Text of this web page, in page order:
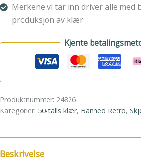
Merkene vi tar inn driver alle
produksjon av klær
Kjente
Produktnummer: 24826
Kategorier: 50-talls klær, Banned Retro,
Beskrivelse